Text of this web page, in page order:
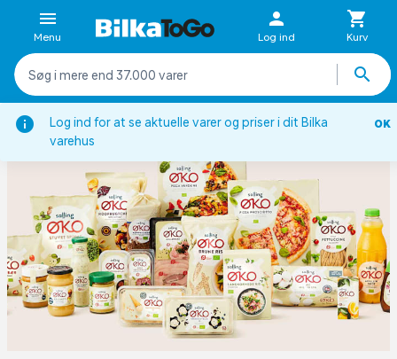
Log ind for at se aktuelle varer og priser i dit Bilka
varehus
OK
Menu Log ind Kurv
Forside Inspiration Egne Mærker Salling ØKO